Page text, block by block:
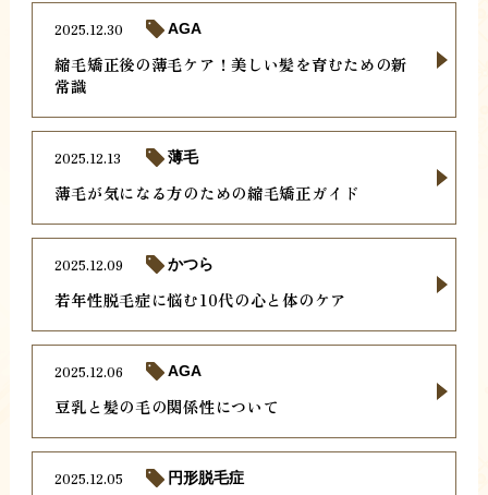
縮毛矯正後の薄毛ケア！美しい髪を育むための新
常識
2025.12.30 AGA
薄毛が気になる方のための縮毛矯正ガイド
2025.12.13 薄毛
若年性脱毛症に悩む10代の心と体のケア
2025.12.09 かつら
豆乳と髪の毛の関係性について
2025.12.06 AGA
2025.12.05 円形脱毛症